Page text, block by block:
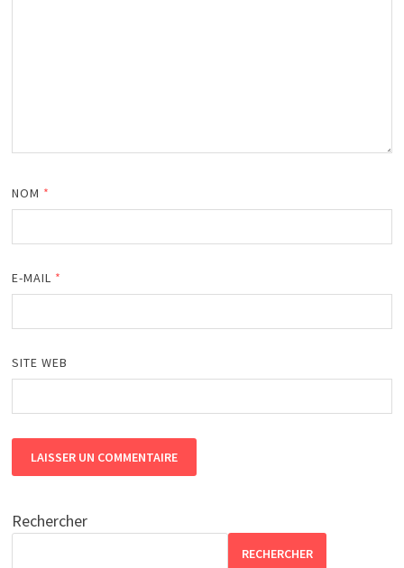
NOM *
E-MAIL *
SITE WEB
Rechercher
RECHERCHER